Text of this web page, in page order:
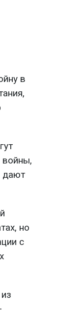
в
войны,
дают
но
с